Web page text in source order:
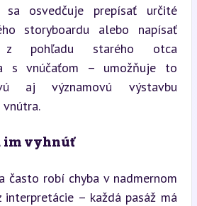
sa osvedčuje prepísať určité
storyboardu alebo napísať
z pohľadu starého otca
s vnúčaťom – umožňuje to
aj významovú výstavbu
im vyhnúť
často robí chyba v nadmernom
interpretácie – každá pasáž má